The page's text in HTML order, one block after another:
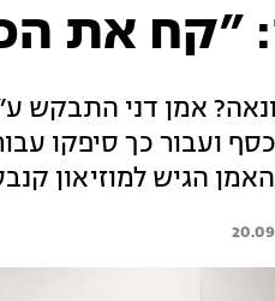
״קח את
אמן דני התבקש
הגיש למוזיאון